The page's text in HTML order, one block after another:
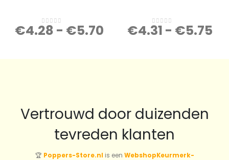
0out of 5
€4.28 - €5.70 0out of 5
€4.31 - €5.75
Vertrouwd door duizenden
tevreden klanten
🏆 Poppers-Store.nl is een WebshopKeurmerk-